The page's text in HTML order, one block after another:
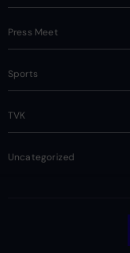
Press Meet
Sports
TVK
Uncategorized